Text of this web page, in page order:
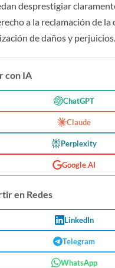
desprestigiar
a la reclamación de
de daños y perjuicios.
con IA
ChatGPT
Claude
Perplexity
Google AI
en Redes
LinkedIn
Telegram
WhatsApp